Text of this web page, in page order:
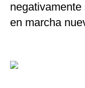
en marcha